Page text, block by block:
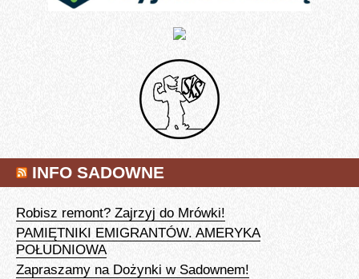
INFO SADOWNE
Robisz remont? Zajrzyj do Mrówki!
PAMIĘTNIKI EMIGRANTÓW. AMERYKA
POŁUDNIOWA
Zapraszamy na Dożynki w Sadownem!